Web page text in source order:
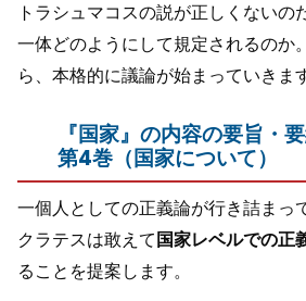
トラシュマコスの説が正しくないの
一体どのようにして規定されるのか
ら、本格的に議論が始まっていきま
『国家』の内容の要旨・
第4巻（国家について）
一個人としての正義論が行き詰まっ
クラテスは敢えて 国家レベルでの正
ることを提案します。